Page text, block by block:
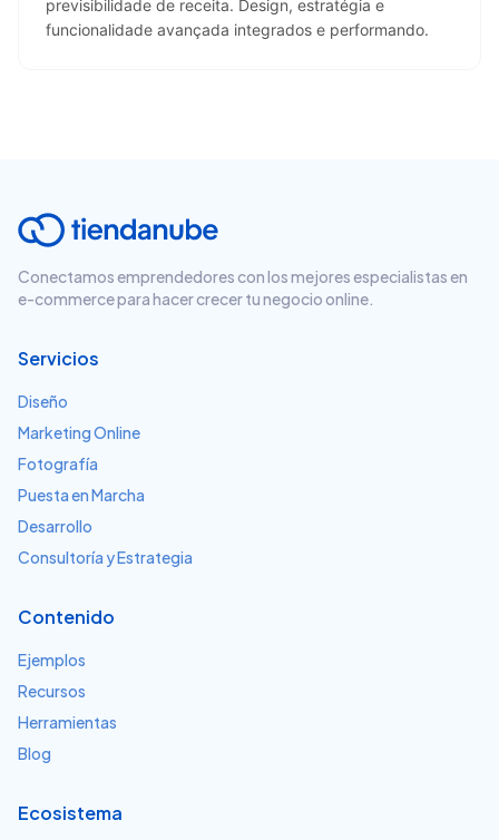
previsibilidade de receita. Design, estratégia e
funcionalidade avançada integrados e performando.
Conectamos emprendedores con los mejores especialistas en
e-commerce para hacer crecer tu negocio online.
Servicios
Diseño
Marketing Online
Fotografía
Puesta en Marcha
Desarrollo
Consultoría y Estrategia
Contenido
Ejemplos
Recursos
Herramientas
Blog
Ecosistema